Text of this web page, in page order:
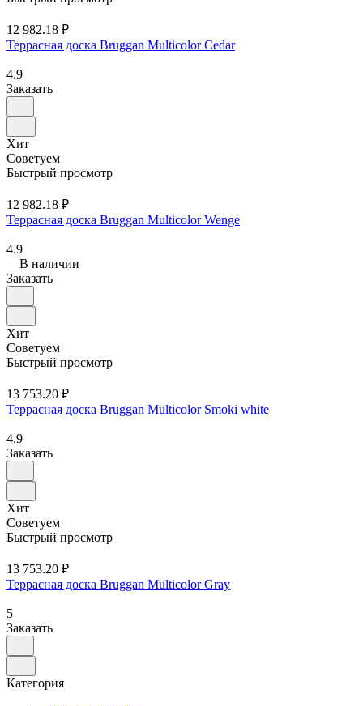
12 982.18 ₽
Террасная доска Bruggan Multicolor Cedar
4.9
Заказать
Хит
Советуем
Быстрый просмотр
12 982.18 ₽
Террасная доска Bruggan Multicolor Wenge
4.9
В наличии
Заказать
Хит
Советуем
Быстрый просмотр
13 753.20 ₽
Террасная доска Bruggan Multicolor Smoki white
4.9
Заказать
Хит
Советуем
Быстрый просмотр
13 753.20 ₽
Террасная доска Bruggan Multicolor Gray
5
Заказать
Категория